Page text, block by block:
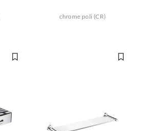
chrome poli (CR)